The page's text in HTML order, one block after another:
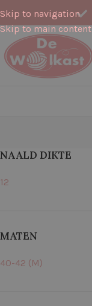
Skip to navigation
Skip to main content
NAALD DIKTE
12
MATEN
40-42 (M)